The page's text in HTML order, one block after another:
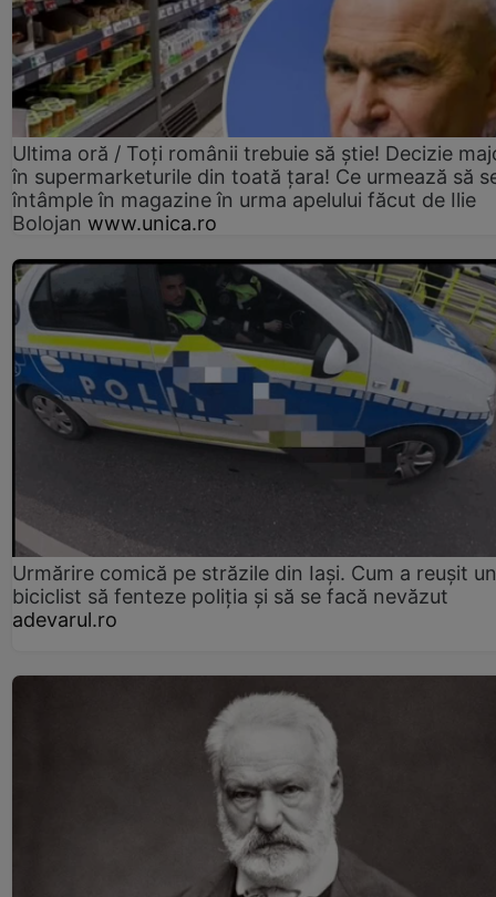
Ultima oră / Toți românii trebuie să știe! Decizie
în supermarketurile din toată țara! Ce urmează să
întâmple în magazine în urma apelului făcut de Ilie
Bolojan www.unica.ro
Urmărire comică pe străzile din Iași. Cum a reușit un
biciclist să fenteze poliția și să se facă nevăzut
adevarul.ro